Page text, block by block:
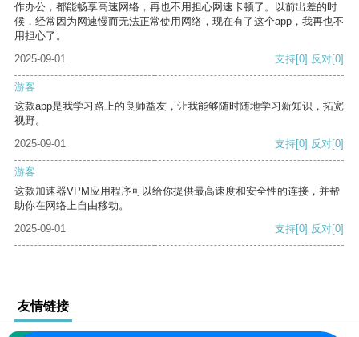
作办公，都能畅享高速网络，再也不用担心网速卡顿了。以前出差的时
候，经常因为网速慢而无法正常使用网络，现在有了这个app，我再也不
用担心了。
2025-09-01
支持[0] 反对[0]
游客
这款app是我学习路上的良师益友，让我能够随时随地学习新知识，拓宽
视野。
2025-09-01
支持[0] 反对[0]
游客
这款加速器VPM应用程序可以给你提供最高速度和安全性的连接，并帮
助你在网络上自由移动。
2025-09-01
支持[0] 反对[0]
友情链接